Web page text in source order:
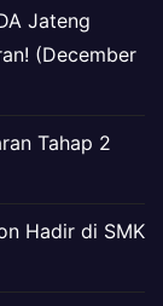
Jateng
(December
Tahap 2
Hadir di SMK